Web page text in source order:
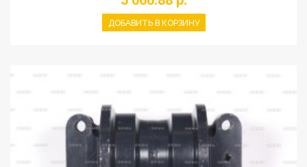
ДОБАВИТЬ В КОРЗИНУ